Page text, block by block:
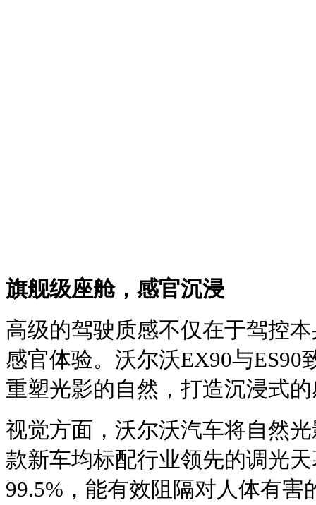
旗舰级座舱，感官沉浸
高级的驾驶质感不仅在于驾控
感官体验。沃尔沃EX90与ES90
重塑光影的自然，打造沉浸式
视觉方面，沃尔沃汽车将自然
款新车均标配行业领先的调光
99.5%，能有效阻隔对人体有